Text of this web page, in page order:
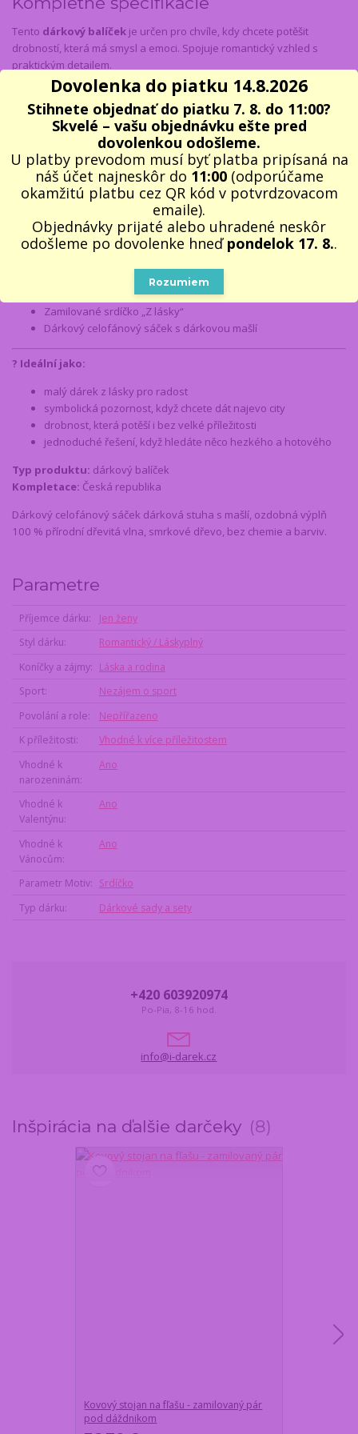
Tento dárkový balíček je určen pro chvíle, kdy chcete potěšit
drobností, která má smysl a emoci. Spojuje romantický vzhled s
praktickým detailem.
Základem jsoumýdlové růže v drátěném srdci, které navodí
romantickou atmosféru a krásně vypadají jako dekorace. Doplněny
jsou elegantnízáložkou do knížky ve tvaru srdces nápisem „
“. Celek uzavírázamilované srdíčko „Z lásky“
vyznání citů.
Balíček jeručně kompletován v České republicea dárkově
zabalen do celofánového sáčkus dřevitou vlnou a
mašlí, připravenýrovnou k darování.
Obsah balení:
Mýdlové růže – 6 ks v drátěném srdci
Záložka do knížky „FOR YOU“ – srdce
Zamilované srdíčko „Z lásky“
Dárkový celofánový sáček s dárkovou mašlí
? Ideální jako:
malý dárek z lásky pro radost
symbolická pozornost, když chcete dát najevo city
drobnost, která potěší i bez velké příležitosti
jednoduché řešení, když hledáte něco hezkého a hotového
Typ produktu: dárkový balíček
Kompletace: Česká republika
Dárkový celofánový sáček dárková stuha s mašlí, ozdobná výplň
100 % přírodní dřevitá vlna, smrkové dřevo, bez chemie a barviv.
Parametre
Příjemce dárku
Jen ženy
Styl dárku
Romantický / Láskyplný
Koníčky a zájmy
Láska a rodina
Sport
Nezájem o sport
Povolání a role
Nepřířazeno
K příležitosti
Vhodné k více příležitostem
Vhodné k
narozeninám
Ano
Vhodné k
Valentýnu
Ano
Vhodné k
Vánocům
Ano
Parametr Motiv
Srdíčko
Typ dárku
Dárkové sady a sety
+420 603920974
Po-Pia, 8-16 hod.
info@i-darek.cz
Inšpirácia na ďalšie darčeky 8
Kovový stojan na fľašu - zamilovaný pár
pod dáždnikom
Dovolenka do piatku 14.8.2026
Stihnete objednať do piatku 7. 8. do 11:00?
Skvelé – vašu objednávku ešte pred
dovolenkou odošleme.
U platby prevodom musí byť platba pripísaná na
náš účet najneskôr do 11:00(odporúčame
okamžitú platbu cez QR kód v potvrdzovacom
emaile).
Objednávky prijaté alebo uhradené neskôr
odošleme po dovolenke hneďpondelok 17. 8..
Rozumiem